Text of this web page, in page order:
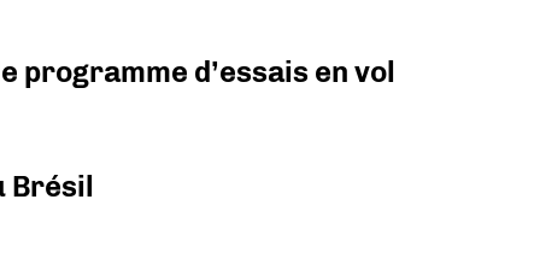
programme d’essais en vol
Brésil